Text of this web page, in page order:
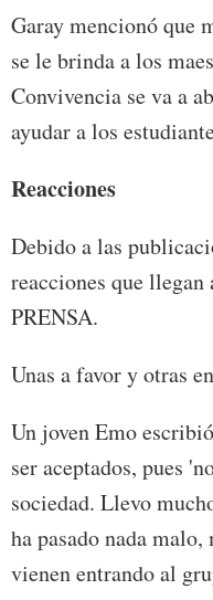
Garay mencionó que
se le brinda a los
Convivencia se va a
ayudar a los
Reacciones
Debido a las
reacciones que
PRENSA.
Unas a favor y otras
Un joven Emo
ser aceptados, pues
sociedad. Llevo
ha pasado nada
vienen entrando al